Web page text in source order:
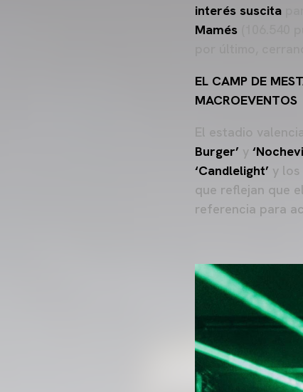
interés suscita
Mamés
EL CAMP DE
MACROEVENTOS
El estadio
Burger’ y
‘Candlelight’ y
que reflejan que
referencia para